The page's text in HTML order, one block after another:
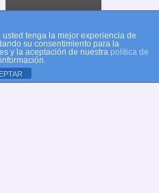
tenga la mejor experiencia de
su consentimiento para la
y la aceptación de nuestra política de